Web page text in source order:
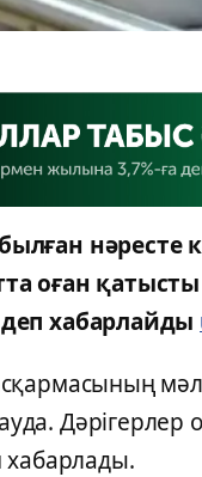
нәресте
оған
хабарлайды
Дәрігерлер
хабарлады.